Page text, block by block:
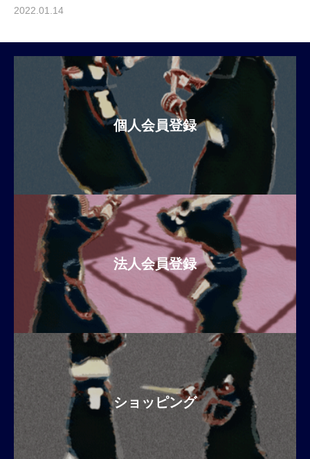
（森本純也 / 合同会社ヘルベティカ代表）
2022.01.14
個人会員登録
法人会員登録
ショッピング